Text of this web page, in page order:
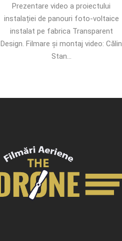
Prezentare video a proiectului
instalației de panouri foto-voltaice
instalat pe fabrica Transparent
Design. Filmare și montaj video: Călin
Stan...